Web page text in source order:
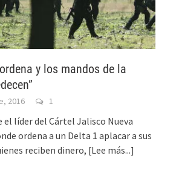
y los mandos de la
2016 1
el líder del Cártel Jalisco Nueva
ordena a un Delta 1 aplacar a sus
reciben dinero, [Lee más...]